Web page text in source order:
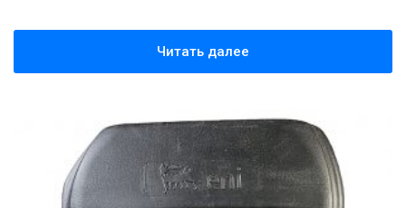
Читать далее